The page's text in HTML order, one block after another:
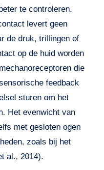
te controleren.
levert geen
de druk, trillingen of
op de huid worden
die
feedback
sturen om het
Het evenwicht van
met gesloten ogen
zoals bij het
al., 2014).